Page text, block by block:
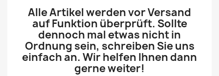
Alle Artikel werden vor Versand
auf Funktion überprüft. Sollte
dennoch mal etwas nicht in
Ordnung sein, schreiben Sie uns
einfach an. Wir helfen Ihnen dann
gerne weiter!